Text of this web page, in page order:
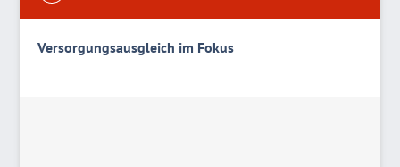
Versorgungsausgleich im Fokus